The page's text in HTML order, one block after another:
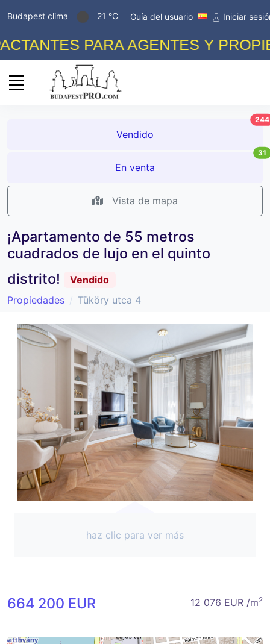
Budapest clima 21 °C Guía del usuario Iniciar
PARA AGENTES Y
Vendido
244
En venta
31
Vista de mapa
¡Apartamento de 55 metros
cuadrados de lujo en el quinto
distrito!
Vendido
Propiedades
Tüköry utca 4
haz clic para ver más
664 200 EUR 12 076 EUR /m2